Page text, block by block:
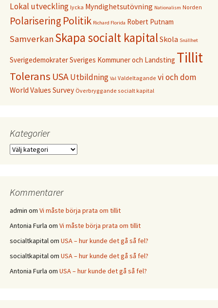
Lokal utveckling lycka Myndighetsutövning Nationalism Norden
Polarisering Politik Richard Florida Robert Putnam
Samverkan Skapa socialt kapitalSkola Snällhet
SverigedemokraterSveriges Kommuner och Landsting Tillit
Tolerans USAUtbildning Val Valdeltagande vi och dom
World Values Survey Överbryggande socialt kapital
Kategorier
Kategorier
Kommentarer
admin om Vi måste börja prata om tillit
Antonia Furla om Vi måste börja prata om tillit
socialtkapitalom USA – hur kunde det gå så fel?
socialtkapitalom USA – hur kunde det gå så fel?
Antonia Furla om USA – hur kunde det gå så fel?